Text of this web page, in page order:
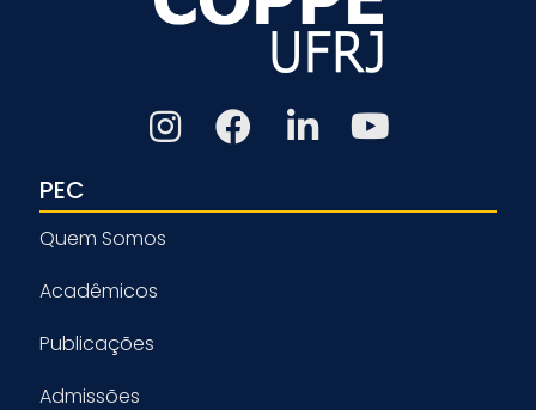
PEC
Quem Somos
Acadêmicos
Publicações
Admissões